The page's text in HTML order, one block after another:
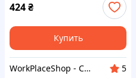
424₴
Купить
WorkPlaceShop - Студія настільних покриттів
5